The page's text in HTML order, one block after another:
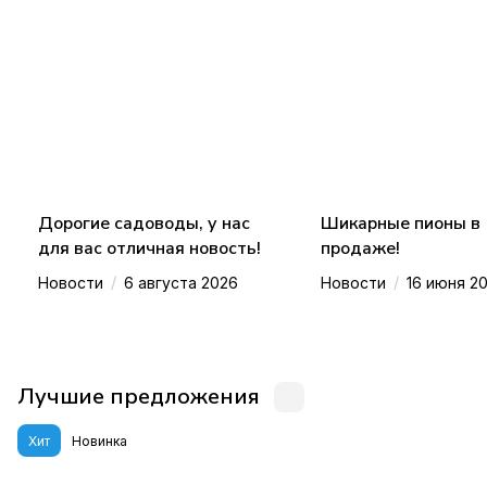
Дорогие садоводы, у нас
для вас отличная новость!
Новости / 6 августа 2026
Шикарные пионы в
продаже!
Новости / 16 июня
Лучшие предложения
Хит Новинка